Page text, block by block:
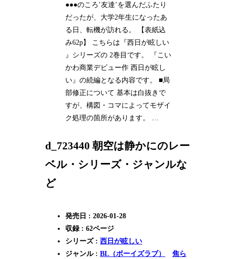
●●●のころ’友達’を選んだふたり
だったが、大学2年生になったあ
る日、転機が訪れる。 【表紙込
み62p】 こちらは『西日が眩しい
』シリーズの 2巻目です。 『こい
かわ商業デビュー作 西日が眩し
い』の続編となる内容です。 ■局
部修正について 基本は白抜きで
すが、構図・コマによってモザイ
ク処理の箇所があります。 …
d_723440 朝空は静かにのレー
ベル・シリーズ・ジャンルな
ど
発売日 : 2026-01-28
収録 : 62ページ
シリーズ :西日が眩しい
ジャンル :BL（ボーイズラブ）
焦ら